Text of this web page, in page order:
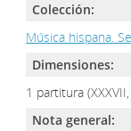
Colección:
Música hispana.
Dimensiones:
1 partitura
Nota general: